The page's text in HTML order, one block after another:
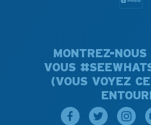
MONTREZ-NOUS
VOUS
(VOUS VOYEZ